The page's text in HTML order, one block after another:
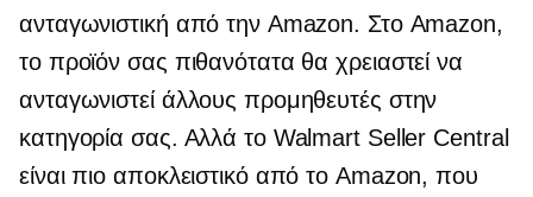
ανταγωνιστική από την Amazon. Στο Amazon,
το προϊόν σας πιθανότατα θα χρειαστεί να
ανταγωνιστεί άλλους προμηθευτές στην
κατηγορία σας. Αλλά το Walmart Seller Central
είναι πιο αποκλειστικό από το Amazon, που